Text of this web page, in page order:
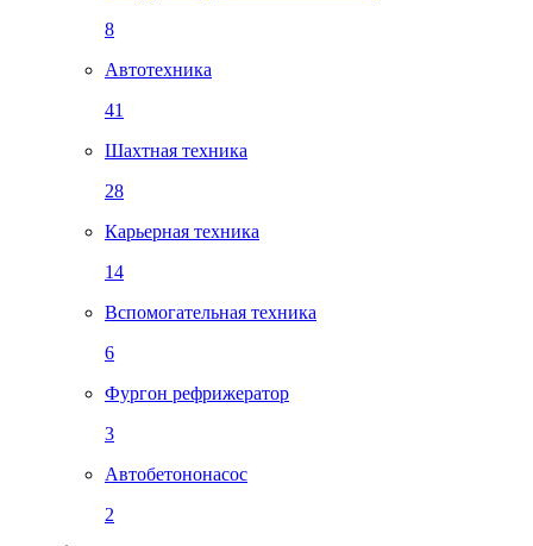
8
Автотехника
41
Шахтная техника
28
Карьерная техника
14
Вспомогательная техника
6
Фургон рефрижератор
3
Автобетононасос
2